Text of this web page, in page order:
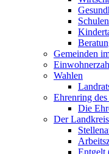
Gemeinden
Wahlen
Ehrenring
Die
Der
Entgelt